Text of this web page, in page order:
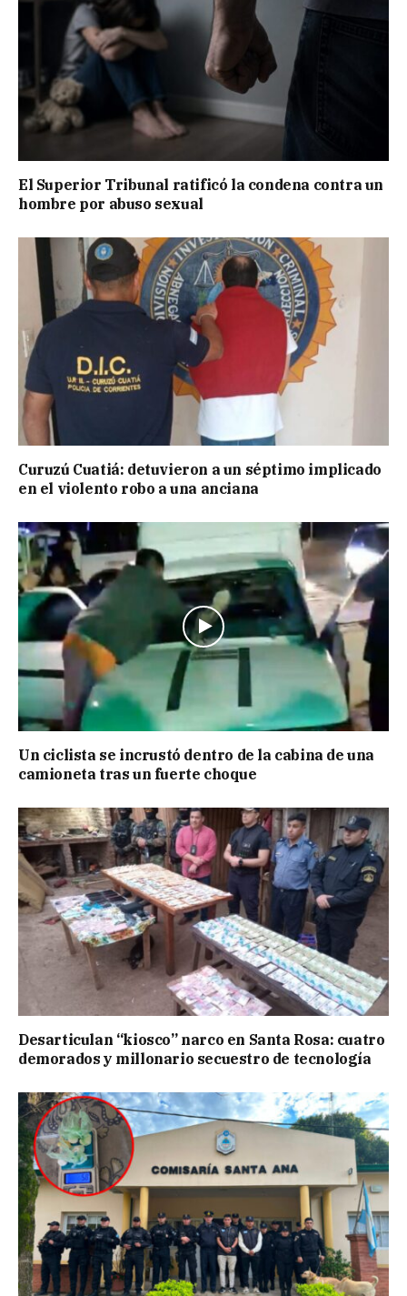
El Superior Tribunal ratificó la condena contra un
hombre por abuso sexual
Curuzú Cuatiá: detuvieron a un séptimo implicado
en el violento robo a una anciana
Un ciclista se incrustó dentro de la cabina de una
camioneta tras un fuerte choque
Desarticulan “kiosco” narco en Santa Rosa: cuatro
demorados y millonario secuestro de tecnología